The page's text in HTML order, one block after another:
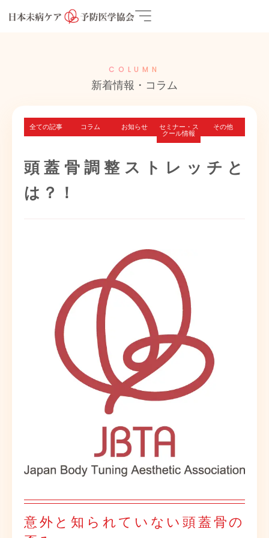
COLUMN
新着情報・コラム
全ての記事 コラム お知らせ セミナー・ス
クール情報
その他
頭蓋骨調整ストレッチと
は？！
意外と知られていない頭蓋骨の